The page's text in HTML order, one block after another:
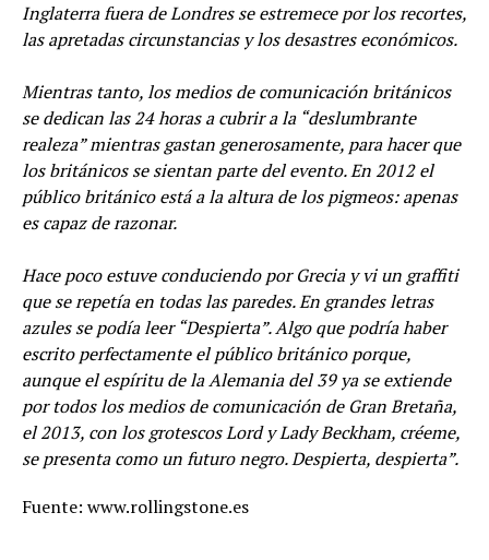
Inglaterra fuera de Londres se estremece por los recortes,
las apretadas circunstancias y los desastres económicos.
Mientras tanto, los medios de comunicación británicos
se dedican las 24 horas a cubrir a la “deslumbrante
realeza” mientras gastan generosamente, para hacer que
los británicos se sientan parte del evento. En 2012 el
público británico está a la altura de los pigmeos: apenas
es capaz de razonar.
Hace poco estuve conduciendo por Grecia y vi un graffiti
que se repetía en todas las paredes. En grandes letras
azules se podía leer “Despierta”. Algo que podría haber
escrito perfectamente el público británico porque,
aunque el espíritu de la Alemania del 39 ya se extiende
por todos los medios de comunicación de Gran Bretaña,
el 2013, con los grotescos Lord y Lady Beckham, créeme,
se presenta como un futuro negro. Despierta, despierta”.
Fuente: www.rollingstone.es